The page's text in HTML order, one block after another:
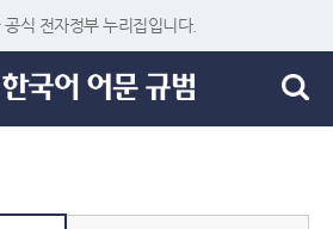
식 전자정부 누리집입니다.